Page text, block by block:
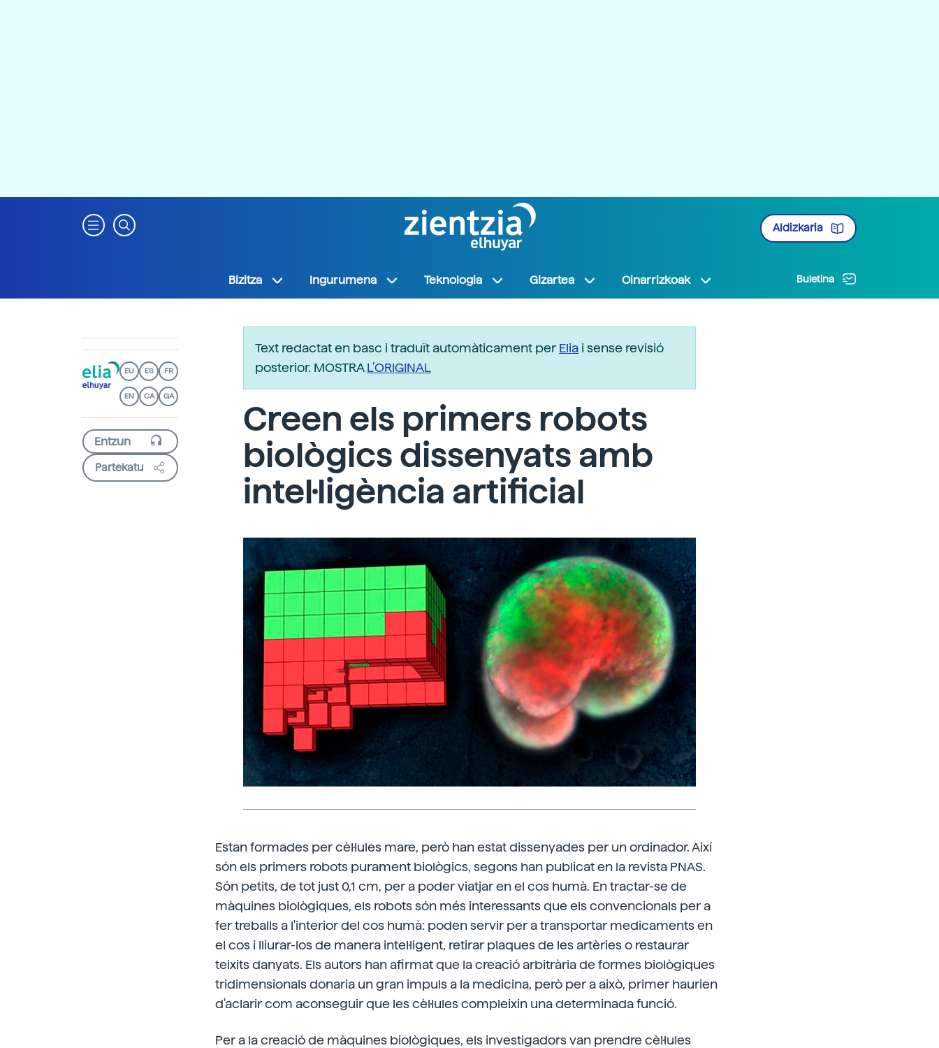
Aldizkaria
Bizitza Ingurumena Teknologia Gizartea Oinarrizkoak Buletina
EU ES FR
EN CA GA
Partekatu
Text redactat en basc i traduït automàticament perElia i sense revisió
posterior. MOSTRAL’ORIGINAL
Creen els primers robots
biològics dissenyats amb
intel·ligència artificial
Estan formades per cèl·lules mare, però han estat dissenyades per un ordinador. Així
són els primers robots purament biològics, segons han publicat en la revista PNAS.
Són petits, de tot just 0,1 cm, per a poder viatjar en el cos humà. En tractar-se de
màquines biològiques, els robots són més interessants que els convencionals per a
fer treballs a l'interior del cos humà: poden servir per a transportar medicaments en
el cos i lliurar-los de manera intel·ligent, retirar plaques de les artèries o restaurar
teixits danyats. Els autors han afirmat que la creació arbitrària de formes biològiques
tridimensionals donaria un gran impuls a la medicina, però per a això, primer haurien
d'aclarir com aconseguir que les cèl·lules compleixin una determinada funció.
Per a la creació de màquines biològiques, els investigadors van prendre cèl·lules